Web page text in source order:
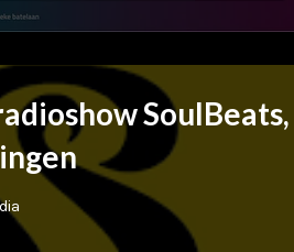
SoulBeats,